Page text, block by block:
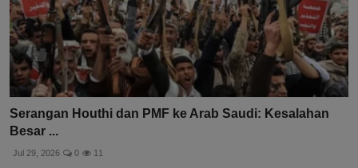
Serangan Houthi dan PMF ke Arab Saudi: Kesalahan
Besar ...
Jul 29, 2026 0 11